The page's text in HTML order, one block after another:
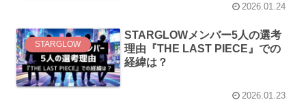
2026.01.24
STARGLOW
STARGLOWメンバー5人の選考
理由『THE LAST PIECE』での
経緯は？
2026.01.23